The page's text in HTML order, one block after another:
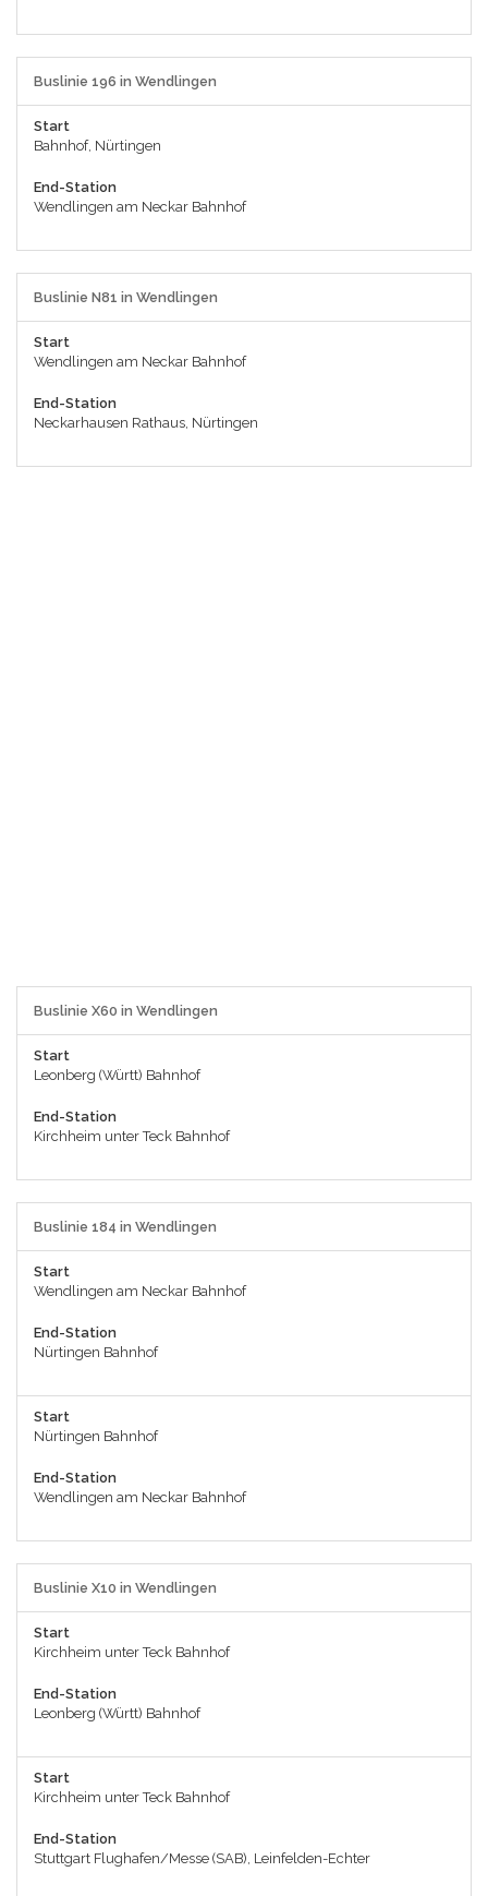
Buslinie 196 in Wendlingen
Start
Bahnhof, Nürtingen
End-Station
Wendlingen am Neckar Bahnhof
Buslinie N81 in Wendlingen
Start
Wendlingen am Neckar Bahnhof
End-Station
Neckarhausen Rathaus, Nürtingen
Buslinie X60 in Wendlingen
Start
Leonberg (Württ) Bahnhof
End-Station
Kirchheim unter Teck Bahnhof
Buslinie 184 in Wendlingen
Start
Wendlingen am Neckar Bahnhof
End-Station
Nürtingen Bahnhof
Start
Nürtingen Bahnhof
End-Station
Wendlingen am Neckar Bahnhof
Buslinie X10 in Wendlingen
Start
Kirchheim unter Teck Bahnhof
End-Station
Leonberg (Württ) Bahnhof
Start
Kirchheim unter Teck Bahnhof
End-Station
Stuttgart Flughafen/Messe (SAB), Leinfelden-Echter